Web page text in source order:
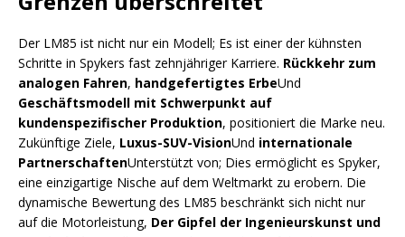
Der LM85 ist nicht nur ein Modell; Es ist einer der kühnsten
Schritte in Spykers fast zehnjähriger Karriere. Rückkehr zum
analogen Fahren, handgefertigtes ErbeUnd
Geschäftsmodell mit Schwerpunkt auf
kundenspezifischer Produktion, positioniert die Marke neu.
Zukünftige Ziele, Luxus-SUV-VisionUnd internationale
PartnerschaftenUnterstützt von; Dies ermöglicht es Spyker,
eine einzigartige Nische auf dem Weltmarkt zu erobern. Die
dynamische Bewertung des LM85 beschränkt sich nicht nur
auf die Motorleistung, Der Gipfel der Ingenieurskunst und